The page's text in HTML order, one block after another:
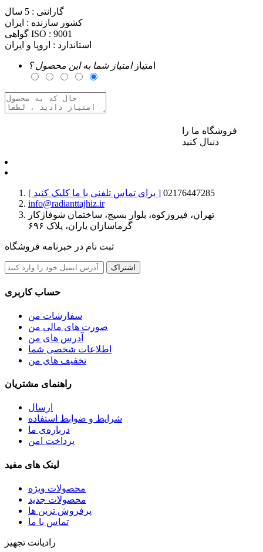
گارانتی : 5 سال
کشور سازنده : ایران
گواهی ISO : 9001
استاندارد : اروپا و ایران
امتیازامتیاز شما به این محصول ؟
فروشگاه ما را
دنبال کنید
[ برای تماس تلفنی با ما کلیک کنید ] 02176447285
info@radianttajhiz.ir
تهران، فیروزکوه، بلوار بسیج، ساختمان شوفاژکار
گرماسازان یاران، پلاک ۶۹۶
ثبت نام در خبرنامه فروشگاه
اشتراک
حساب کاربری
سفارشات من
صورت های مالی من
آدرس های من
اطلاعات شخصی شما
تخفیف های من
راهنمای مشتریان
ارسال
شرایط و ضوابط استفاده
درباره‌ی ما
پرداخت امن
لینک های مفید
محصولات ویژه
محصولات جدید
پرفروش ترین‌ ها
تماس با ما
رادیانت تجهیز